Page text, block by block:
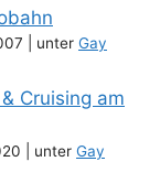
unter Gay
Cruising am
unter Gay